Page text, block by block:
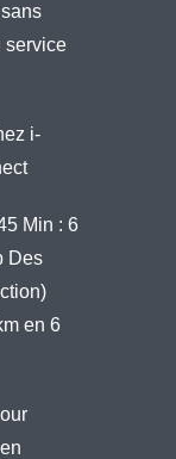
service
i-
Min : 6
Des
en 6